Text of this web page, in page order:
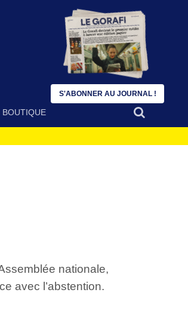
BOUTIQUE
nationale,
avec l’abstention.
S'ABONNER AU JOURNAL !